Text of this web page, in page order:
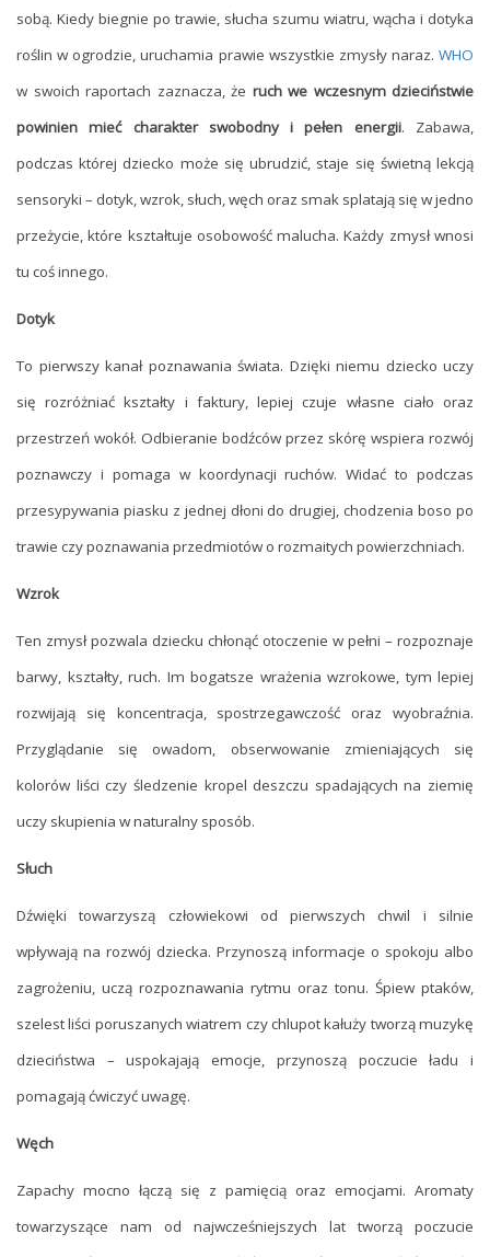
sobą. Kiedy biegnie po trawie, słucha szumu wiatru, wącha i dotyka
roślin w ogrodzie, uruchamia prawie wszystkie zmysły naraz. WHO
w swoich raportach zaznacza, że ruch we wczesnym dzieciństwie
powinien mieć charakter swobodny i pełen energii. Zabawa,
podczas której dziecko może się ubrudzić, staje się świetną lekcją
sensoryki – dotyk, wzrok, słuch, węch oraz smak splatają się w jedno
przeżycie, które kształtuje osobowość malucha. Każdy zmysł wnosi
tu coś innego.
Dotyk
To pierwszy kanał poznawania świata. Dzięki niemu dziecko uczy
się rozróżniać kształty i faktury, lepiej czuje własne ciało oraz
przestrzeń wokół. Odbieranie bodźców przez skórę wspiera rozwój
poznawczy i pomaga w koordynacji ruchów. Widać to podczas
przesypywania piasku z jednej dłoni do drugiej, chodzenia boso po
trawie czy poznawania przedmiotów o rozmaitych powierzchniach.
Wzrok
Ten zmysł pozwala dziecku chłonąć otoczenie w pełni – rozpoznaje
barwy, kształty, ruch. Im bogatsze wrażenia wzrokowe, tym lepiej
rozwijają się koncentracja, spostrzegawczość oraz wyobraźnia.
Przyglądanie się owadom, obserwowanie zmieniających się
kolorów liści czy śledzenie kropel deszczu spadających na ziemię
uczy skupienia w naturalny sposób.
Słuch
Dźwięki towarzyszą człowiekowi od pierwszych chwil i silnie
wpływają na rozwój dziecka. Przynoszą informacje o spokoju albo
zagrożeniu, uczą rozpoznawania rytmu oraz tonu. Śpiew ptaków,
szelest liści poruszanych wiatrem czy chlupot kałuży tworzą muzykę
dzieciństwa – uspokajają emocje, przynoszą poczucie ładu i
pomagają ćwiczyć uwagę.
Węch
Zapachy mocno łączą się z pamięcią oraz emocjami. Aromaty
towarzyszące nam od najwcześniejszych lat tworzą poczucie